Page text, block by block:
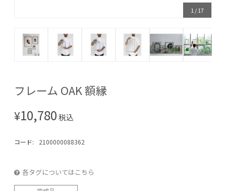
1 /17
フレーム OAK 額縁
¥10,780税込
コード: 2100000088362
各タグについてはこちら